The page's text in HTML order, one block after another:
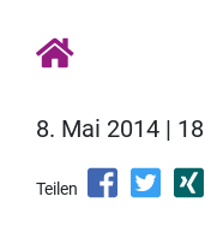
8. Mai 2014 |
Teilen